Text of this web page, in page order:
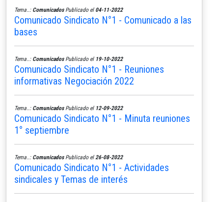
Tema..: ComunicadosPublicado el 04-11-2022
Comunicado Sindicato N°1 - Comunicado a las
bases
Tema..: ComunicadosPublicado el 19-10-2022
Comunicado Sindicato N°1 - Reuniones
informativas Negociación 2022
Tema..: ComunicadosPublicado el 12-09-2022
Comunicado Sindicato N°1 - Minuta reuniones
1° septiembre
Tema..: ComunicadosPublicado el 26-08-2022
Comunicado Sindicato N°1 - Actividades
sindicales y Temas de interés